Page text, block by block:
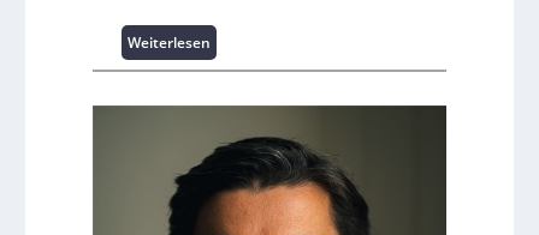
g
e
s
c
h
Weiterlesen
P
f
e
m